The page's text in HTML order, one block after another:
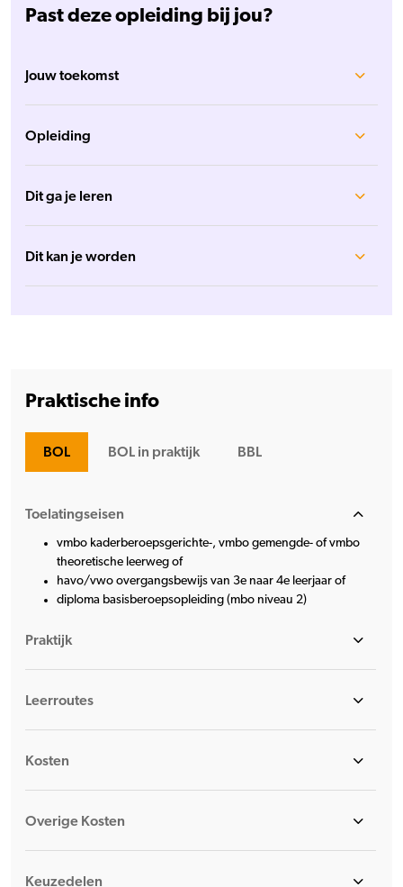
Past deze opleiding bij jou?
Jouw toekomst
Opleiding
Dit ga je leren
Dit kan je worden
Praktische info
BOL BOL in praktijk BBL
Toelatingseisen
vmbo kaderberoepsgerichte-, vmbo gemengde- of vmbo
theoretische leerweg of
havo/vwo overgangsbewijs van 3e naar 4e leerjaar of
diploma basisberoepsopleiding (mbo niveau 2)
Praktijk
Leerroutes
Kosten
Overige Kosten
Keuzedelen